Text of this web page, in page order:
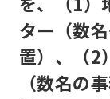
ター（数
置）、（2
（数名の